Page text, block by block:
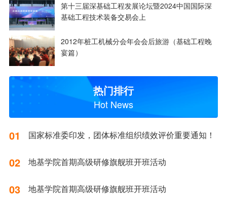
第十三届深基础工程发展论坛暨2024中国国际深
基础工程技术装备交易会上
2012年桩工机械分会年会会后旅游（基础工程晚
宴篇）
热门排行
Hot News
01 国家标准委印发，团体标准组织绩效评价重要通知！
02 地基学院首期高级研修旗舰班开班活动
03 地基学院首期高级研修旗舰班开班活动